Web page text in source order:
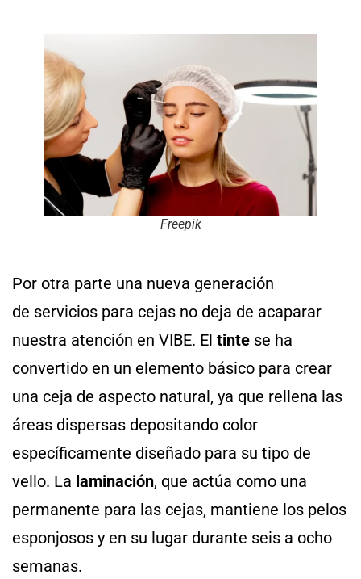
Freepik
Por otra parte una nueva generación
de servicios para cejas no deja de acaparar
nuestra atención en VIBE. El tinte se ha
convertido en un elemento básico para crear
una ceja de aspecto natural, ya que rellena las
áreas dispersas depositando color
específicamente diseñado para su tipo de
vello. La laminación, que actúa como una
permanente para las cejas, mantiene los pelos
esponjosos y en su lugar durante seis a ocho
semanas.